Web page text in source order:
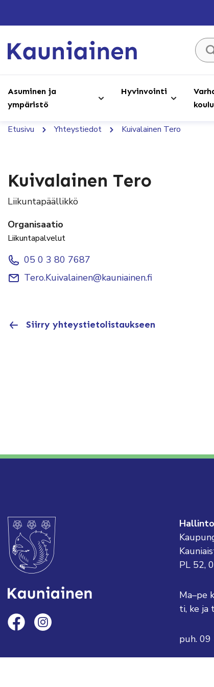
Hae
Asuminen ja
ympäristö
Hyvinvointi
Etusivu Yhteystiedot Kuivalainen Tero
Kuivalainen Tero
Liikuntapäällikkö
Organisaatio
Liikuntapalvelut
05 0 3 80 7687
Tero.Kuivalainen@kauniainen.fi
Siirry yhteystietolistaukseen
Hallinto
PL 52,
Ma–pe
ti, ke ja
puh.